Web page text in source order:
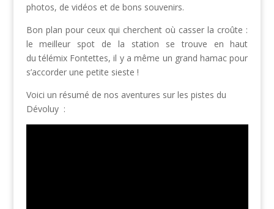
photos, de vidéos et de bons souvenirs.
Bon plan pour ceux qui cherchent où casser la croûte :
le meilleur spot de la station se trouve en haut
du télémix Fontettes, il y a même un grand hamac pour
s’accorder une petite sieste !
Voici un résumé de nos aventures sur les pistes du
Dévoluy :